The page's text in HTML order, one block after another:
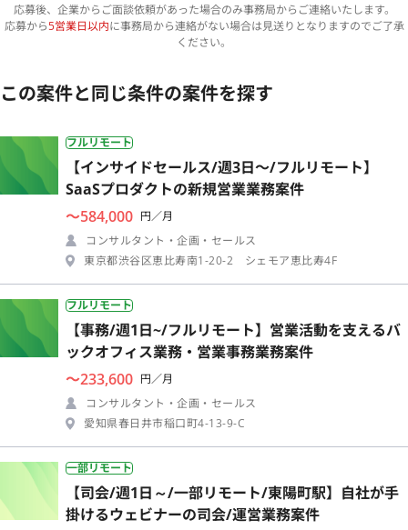
応募後、企業からご面談依頼があった場合のみ事務局からご連絡いたします。
応募から5営業日以内に事務局から連絡がない場合は見送りとなりますのでご了承
ください。
この案件と同じ条件の案件を探す
フルリモート
【インサイドセールス/週3日〜/フルリモート】
SaaSプロダクトの新規営業業務案件
〜584,000 円／月
コンサルタント・企画・セールス
東京都渋谷区恵比寿南1-20-2 シェモア恵比寿4F
フルリモート
【事務/週1日~/フルリモート】営業活動を支えるバ
ックオフィス業務・営業事務業務案件
〜233,600 円／月
コンサルタント・企画・セールス
愛知県春日井市稲口町4-13-9-C
一部リモート
【司会/週1日～/一部リモート/東陽町駅】自社が手
掛けるウェビナーの司会/運営業務案件